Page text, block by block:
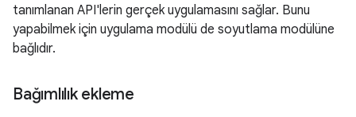
tanımlanan API'lerin gerçek uygulamasını sağlar. Bunu
yapabilmek için uygulama modülü de soyutlama modülüne
bağlıdır.
Bağımlılık ekleme